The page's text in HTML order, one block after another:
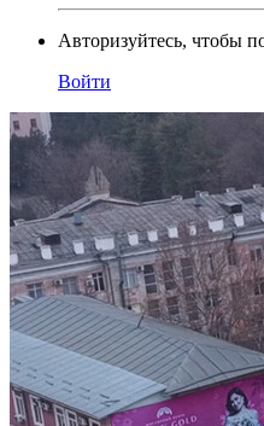
Авторизуйтесь, чтобы
Войти